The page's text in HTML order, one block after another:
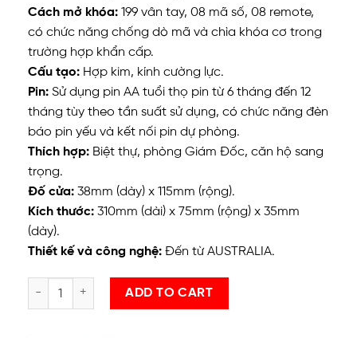
Cách mở khóa: 199 vân tay, 08 mã số, 08 remote,
có chức năng chống dò mã và chìa khóa cơ trong
trường hợp khẩn cấp.
Cấu tạo: Hợp kim, kính cường lực.
Pin: Sử dụng pin AA tuổi thọ pin từ 6 tháng đến 12
tháng tùy theo tần suất sử dụng, có chức năng đèn
báo pin yếu và kết nối pin dự phòng.
Thích hợp: Biệt thự, phòng Giám Đốc, căn hộ sang
trọng.
Đố cửa: 38mm (dày) x 115mm (rộng).
Kích thước: 310mm (dài) x 75mm (rộng) x 35mm
(dày).
Thiết kế và công nghệ: Đến từ AUSTRALIA.
PHGLock™ – Khóa Vân Tay cao cấp FP3251W quantity
ADD TO CART